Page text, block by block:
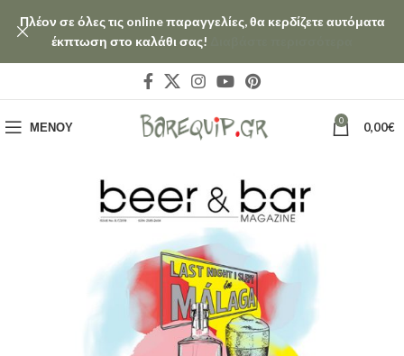
ΜΕΝΟΎ 0 0,00€
Πλέον σε όλες τις online παραγγελίες, θα κερδίζετε αυτόματα
έκπτωση στο καλάθι σας!